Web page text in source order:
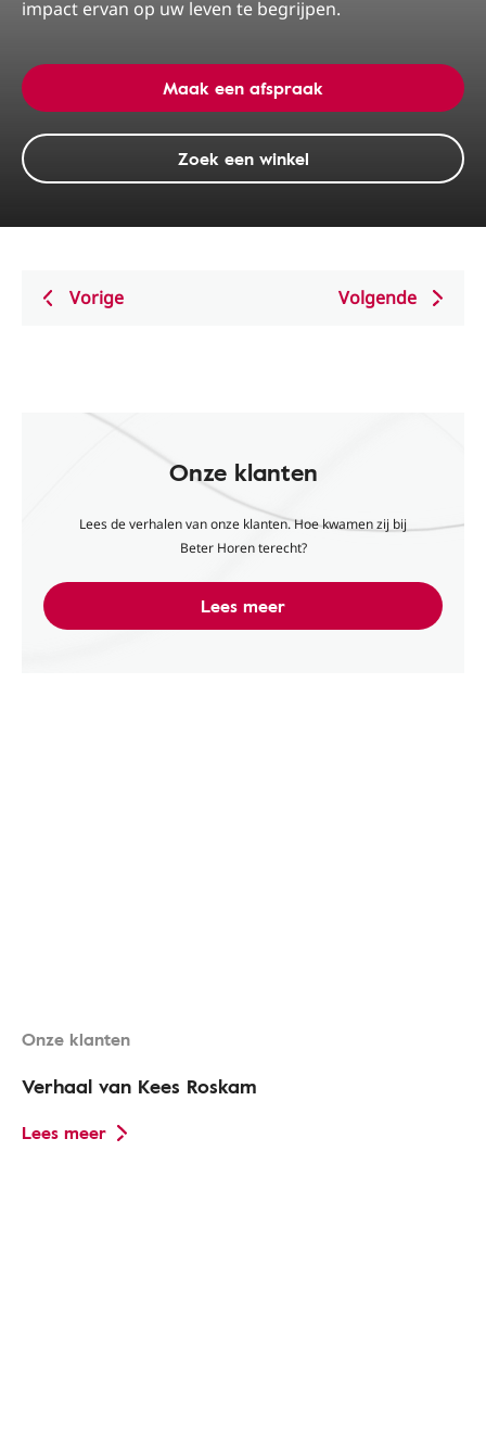
impact ervan op uw leven te begrijpen.
Maak een afspraak
Zoek een winkel
Vorige Volgende
Onze klanten
Lees de verhalen van onze klanten. Hoe kwamen zij bij
Beter Horen terecht?
Lees meer
Onze klanten
Verhaal van Kees Roskam
Lees meer